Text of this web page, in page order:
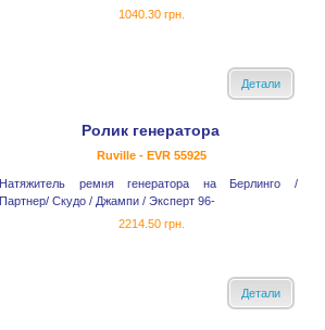
1040.30 грн.
Детали
Ролик генератора
Ruville - EVR 55925
Натяжитель ремня генератора на Берлинго /
Партнер/ Скудо / Джампи / Эксперт 96-
2214.50 грн.
Детали